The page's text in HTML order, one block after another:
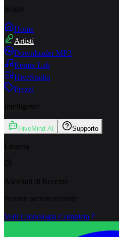
Scopri
Home
Artisti
Downloader MP3
Remix Lab
HiveStudio
Prezzi
Intelligence
HiveMind AI Supporto
Libreria
Ascoltati di Recente
Nessun ascolto recente
Vedi Cronologia Completa